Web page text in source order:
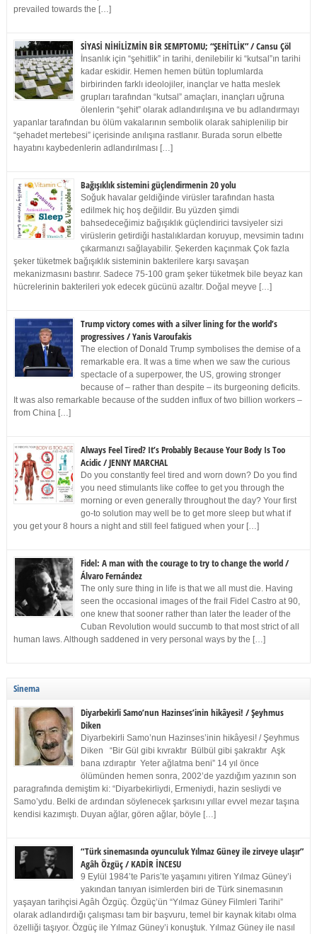
prevailed towards the […]
SİYASİ NİHİLİZMİN BİR SEMPTOMU; “ŞEHİTLİK” / Cansu Çöl
İnsanlık için “şehitlik” in tarihi, denilebilir ki “kutsal”ın tarihi
kadar eskidir. Hemen hemen bütün toplumlarda
birbirinden farklı ideolojiler, inançlar ve hatta meslek
grupları tarafından “kutsal” amaçları, inançları uğruna
ölenlerin “şehit” olarak adlandırılışına ve bu adlandırmayı
yapanlar tarafından bu ölüm vakalarının sembolik olarak sahiplenilip bir
“şehadet mertebesi” içerisinde anılışına rastlanır. Burada sorun elbette
hayatını kaybedenlerin adlandırılması […]
Bağışıklık sistemini güçlendirmenin 20 yolu
Soğuk havalar geldiğinde virüsler tarafından hasta
edilmek hiç hoş değildir. Bu yüzden şimdi
bahsedeceğimiz bağışıklık güçlendirici tavsiyeler sizi
virüslerin getirdiği hastalıklardan koruyup, mevsimin tadını
çıkarmanızı sağlayabilir. Şekerden kaçınmak Çok fazla
şeker tüketmek bağışıklık sisteminin bakterilere karşı savaşan
mekanizmasını bastırır. Sadece 75-100 gram şeker tüketmek bile beyaz kan
hücrelerinin bakterileri yok edecek gücünü azaltır. Doğal meyve […]
Trump victory comes with a silver lining for the world’s
progressives / Yanis Varoufakis
The election of Donald Trump symbolises the demise of a
remarkable era. It was a time when we saw the curious
spectacle of a superpower, the US, growing stronger
because of – rather than despite – its burgeoning deficits.
It was also remarkable because of the sudden influx of two billion workers –
from China […]
Always Feel Tired? It’s Probably Because Your Body Is Too
Acidic / JENNY MARCHAL
Do you constantly feel tired and worn down? Do you find
you need stimulants like coffee to get you through the
morning or even generally throughout the day? Your first
go-to solution may well be to get more sleep but what if
you get your 8 hours a night and still feel fatigued when your […]
Fidel: A man with the courage to try to change the world /
Álvaro Fernández
The only sure thing in life is that we all must die. Having
seen the occasional images of the frail Fidel Castro at 90,
one knew that sooner rather than later the leader of the
Cuban Revolution would succumb to that most strict of all
human laws. Although saddened in very personal ways by the […]
Sinema
Diyarbekirli Samo’nun Hazinses’inin hikâyesi! / Şeyhmus
Diken
Diyarbekirli Samo’nun Hazinses’inin hikâyesi! / Şeyhmus
Diken “Bir Gül gibi kıvraktır Bülbül gibi şakraktır Aşk
bana ızdıraptır Yeter ağlatma beni” 14 yıl önce
ölümünden hemen sonra, 2002’de yazdığım yazının son
paragrafında demiştim ki: “Diyarbekirliydi, Ermeniydi, hazin sesliydi ve
Samo’ydu. Belki de ardından söylenecek şarkısını yıllar evvel mezar taşına
kendisi kazımıştı. Duyan ağlar, gören ağlar, böyle […]
“Türk sinemasında oyunculuk Yılmaz Güney ile zirveye ulaşır”
Agâh Özgüç / KADİR İNCESU
9 Eylül 1984’te Paris’te yaşamını yitiren Yılmaz Güney’i
yakından tanıyan isimlerden biri de Türk sinemasının
yaşayan tarihçisi Agâh Özgüç. Özgüç’ün “Yılmaz Güney Filmleri Tarihi”
olarak adlandırdığı çalışması tam bir başvuru, temel bir kaynak kitabı olma
özelliği taşıyor. Özgüç ile Yılmaz Güney’i konuştuk. Yılmaz Güney ile nasıl